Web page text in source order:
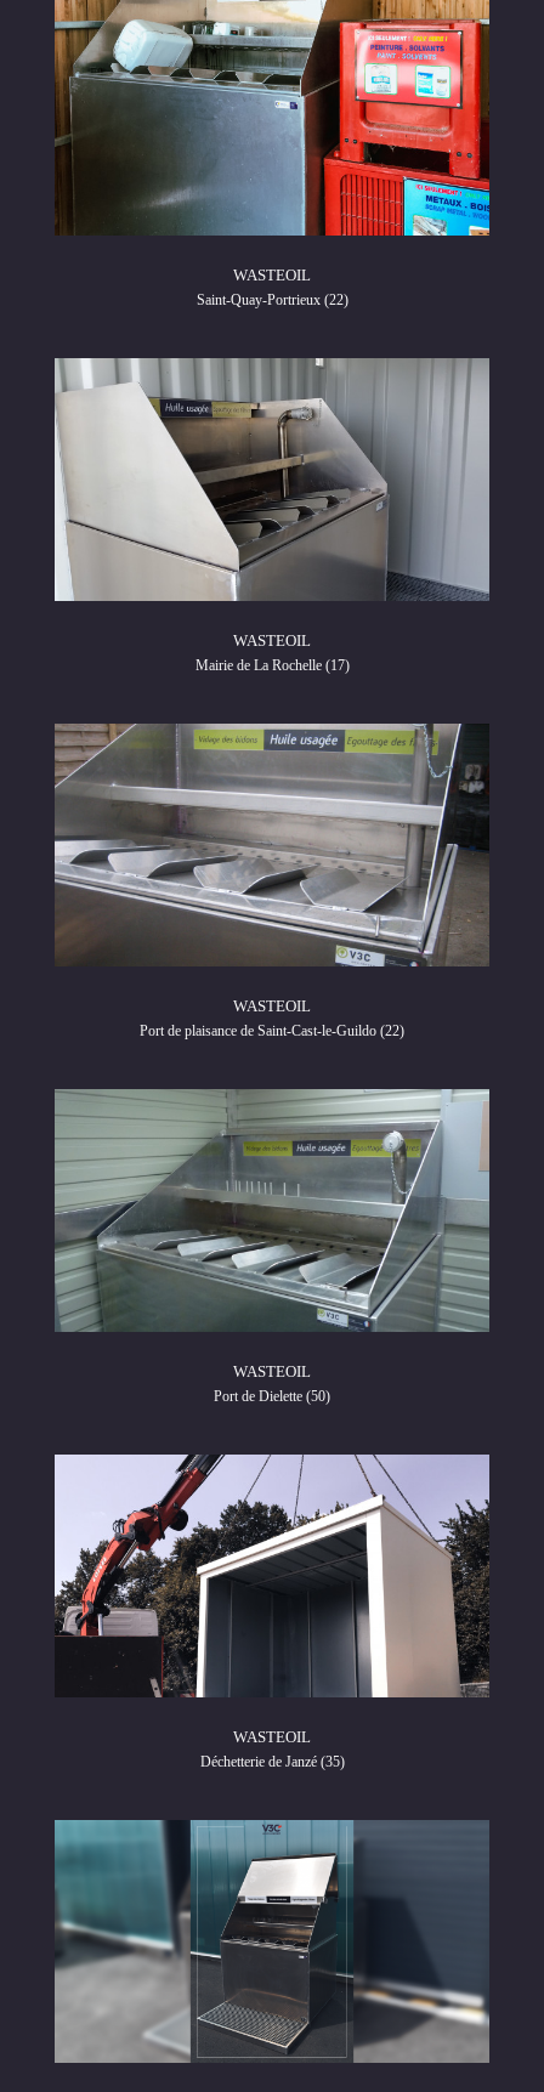
WASTEOIL
Saint-Quay-Portrieux (22)
WASTEOIL
Mairie de La Rochelle (17)
WASTEOIL
Port de plaisance de Saint-Cast-le-Guildo (22)
WASTEOIL
Port de Dielette (50)
WASTEOIL
Déchetterie de Janzé (35)